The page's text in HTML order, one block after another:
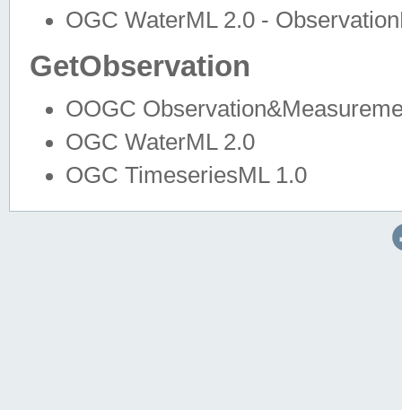
OGC WaterML 2.0 -
GetObservation
OOGC
OGC WaterML 2.0
OGC TimeseriesML 1.0